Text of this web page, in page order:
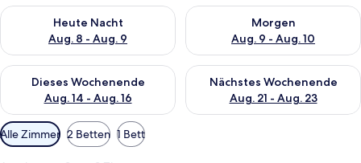
Heute Nacht
Aug. 8 - Aug. 9
Überprüfe die Verfügbarkeit für heute Nacht, Aug. 8 - Aug. 9.
Morgen
Aug. 9 - Aug. 10
Überprüfe die Verfügbarkeit
Dieses Wochenende
Aug. 14 - Aug. 16
Überprüfe die Verfügbarkeit für dieses Wochenende, Aug. 14
Nächstes Wochenende
Aug. 21 - Aug. 23
Überprüfe die Verfügbarkeit
Verfügbare
Filter
Alle Zimmer 2 Betten 1 Bett